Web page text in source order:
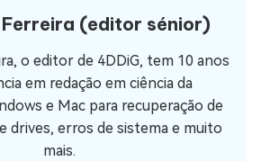
(editor sénior)
o editor de 4DDiG, tem 10 anos
em redação em ciência da
e Mac para recuperação de
drives, erros de sistema e muito
mais.